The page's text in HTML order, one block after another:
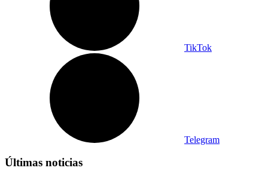
TikTok
Telegram
Últimas noticias